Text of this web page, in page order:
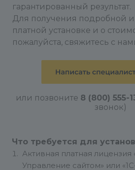
гарантированный результат.
Для получения подробной
платной установке и о
пожалуйста, свяжитесь с
или позвоните 8 (800) 555-
звонок)
Что требуется для
Активная платная лицензия
Управление сайтом» или